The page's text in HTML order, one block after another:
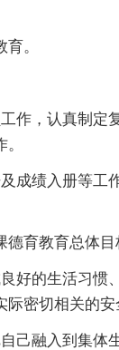
。
作，认真制定
成绩入册等工作
德育教育总体目
好的生活习惯
密切相关的安
己融入到集体